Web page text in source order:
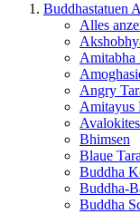
Buddhastatuen
Alles
Amitabha
Angry
Amitayus
Bhimsen
Blaue
Buddha
Buddha-
Buddha